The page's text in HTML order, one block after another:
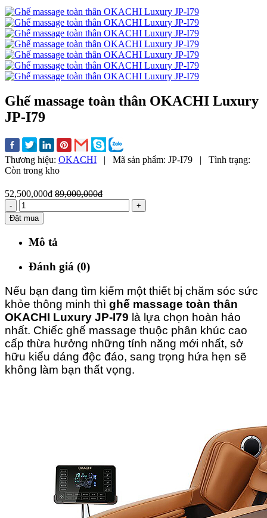
Ghế massage toàn thân OKACHI Luxury
JP-I79
Thương hiệu: OKACHI | Mã sản phẩm: JP-I79 |
Tình trạng:
Còn trong kho
52,500,000đ 89,000,000đ
-
+
Đặt mua
Mô tả
Đánh giá (0)
Nếu bạn đang tìm kiếm một thiết bị chăm sóc sức
khỏe thông minh thì ghế massage toàn thân
OKACHI Luxury JP-I79 là lựa chọn hoàn hảo
nhất. Chiếc ghế massage thuộc phân khúc cao
cấp thừa hưởng những tính năng mới nhất, sở
hữu kiểu dáng độc đáo, sang trọng hứa hẹn sẽ
không làm bạn thất vọng.